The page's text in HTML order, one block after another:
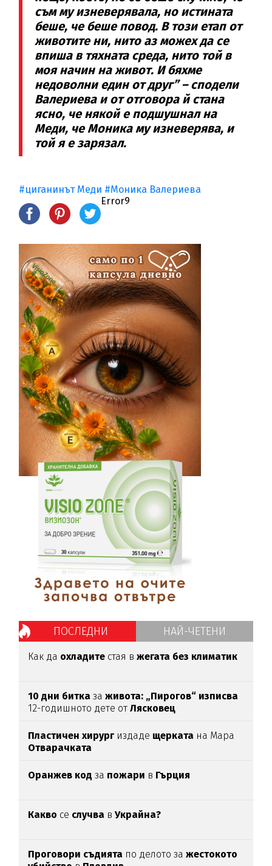
съм му изневерявала, но истината
беше, че беше повод. В този етап от
животите ни, нито аз можех да се
впиша в тяхната среда, нито той в
моя начин на живот. И бяхме
недоволни един от друг” – сподели
Валериева и от отговора й стана
ясно, че някой е подшушнал на
Меди, че Моника му изневерява, и
той я е зарязал.
#циганинът Меди #Моника Валериева
Error9
ПОСЛЕДНИ НАЙ-ЧЕТЕНИ
Как да охладите стая вжегата без климатик
10 дни битка за живота: „Пирогов“ изписва
12-годишното дете отЛясковец
Пластичен хирург издаде щерката на Мара
Отварачката
Оранжев код за пожари в Гърция
Какво се случва вУкрайна?
Проговори съдията по делото зажестокото